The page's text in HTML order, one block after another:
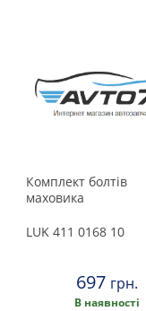
Renault
Saab
Seat
Skoda
Комплект болтів
маховика
LUK 411 0168 10
697 грн.
В наявності